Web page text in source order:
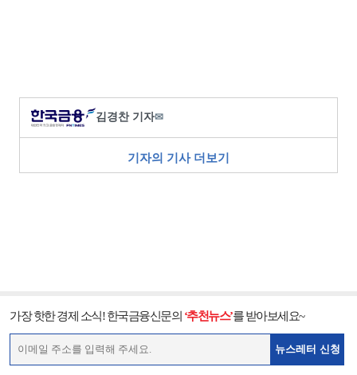
김경찬 기자✉
기자의 기사 더보기
가장 핫한 경제 소식! 한국금융신문의 ‘추천뉴스’를 받아보세요~
뉴스레터 신청